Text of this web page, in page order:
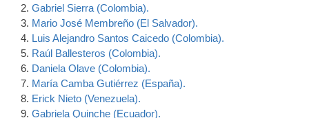
2. Gabriel Sierra (Colombia).
3. Mario José Membreño (El Salvador).
4. Luis Alejandro Santos Caicedo (Colombia).
5. Raúl Ballesteros (Colombia).
6. Daniela Olave (Colombia).
7. María Camba Gutiérrez (España).
8. Erick Nieto (Venezuela).
9. Gabriela Quinche (Ecuador).